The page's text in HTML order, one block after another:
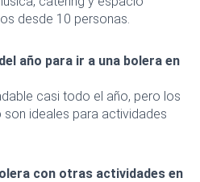
desde 10 personas.
año para ir a una bolera en
casi todo el año, pero los
ideales para actividades
con otras actividades en